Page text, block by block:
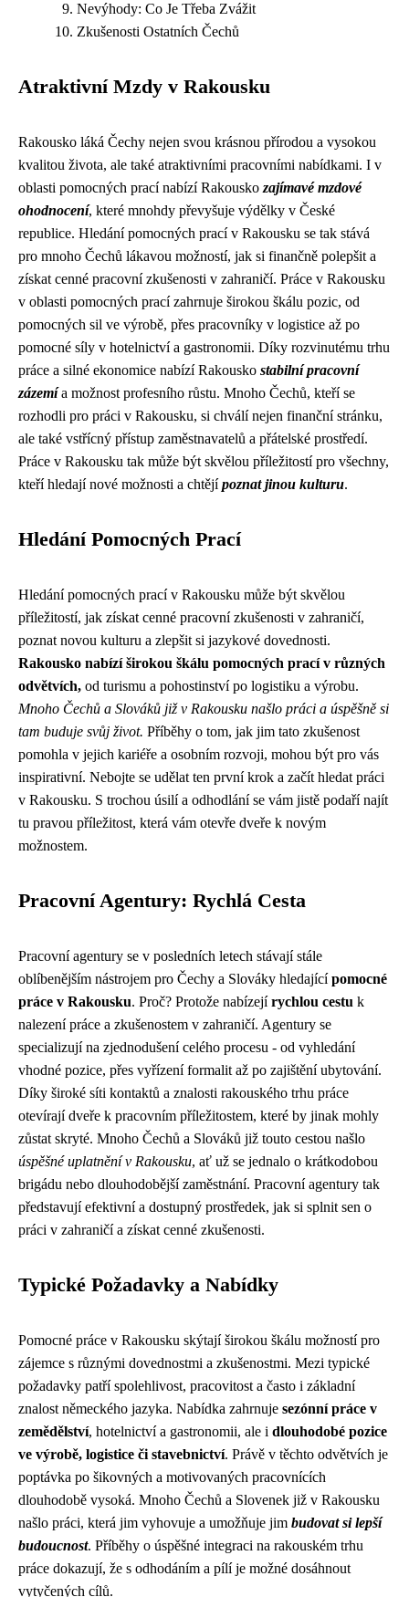
Nevýhody: Co Je Třeba Zvážit
Zkušenosti Ostatních Čechů
Atraktivní Mzdy v Rakousku
Rakousko láká Čechy nejen svou krásnou přírodou a vysokou
kvalitou života, ale také atraktivními pracovními nabídkami. I v
oblasti pomocných prací nabízí Rakousko zajímavé mzdové
ohodnocení, které mnohdy převyšuje výdělky v České
republice. Hledání pomocných prací v Rakousku se tak stává
pro mnoho Čechů lákavou možností, jak si finančně polepšit a
získat cenné pracovní zkušenosti v zahraničí. Práce v Rakousku
v oblasti pomocných prací zahrnuje širokou škálu pozic, od
pomocných sil ve výrobě, přes pracovníky v logistice až po
pomocné síly v hotelnictví a gastronomii. Díky rozvinutému trhu
práce a silné ekonomice nabízí Rakousko stabilní pracovní
zázemía možnost profesního růstu. Mnoho Čechů, kteří se
rozhodli pro práci v Rakousku, si chválí nejen finanční stránku,
ale také vstřícný přístup zaměstnavatelů a přátelské prostředí.
Práce v Rakousku tak může být skvělou příležitostí pro všechny,
kteří hledají nové možnosti a chtějípoznat jinou kulturu.
Hledání Pomocných Prací
Hledání pomocných prací v Rakousku může být skvělou
příležitostí, jak získat cenné pracovní zkušenosti v zahraničí,
poznat novou kulturu a zlepšit si jazykové dovednosti.
Rakousko nabízí širokou škálu pomocných prací v různých
odvětvích, od turismu a pohostinství po logistiku a výrobu.
Mnoho Čechů a Slováků již v Rakousku našlo práci a úspěšně si
tam buduje svůj život. Příběhy o tom, jak jim tato zkušenost
pomohla v jejich kariéře a osobním rozvoji, mohou být pro vás
inspirativní. Nebojte se udělat ten první krok a začít hledat práci
v Rakousku. S trochou úsilí a odhodlání se vám jistě podaří najít
tu pravou příležitost, která vám otevře dveře k novým
možnostem.
Pracovní Agentury: Rychlá Cesta
Pracovní agentury se v posledních letech stávají stále
oblíbenějším nástrojem pro Čechy a Slováky hledajícípomocné
práce v Rakousku. Proč? Protože nabízejírychlou cestu k
nalezení práce a zkušenostem v zahraničí. Agentury se
specializují na zjednodušení celého procesu - od vyhledání
vhodné pozice, přes vyřízení formalit až po zajištění ubytování.
Díky široké síti kontaktů a znalosti rakouského trhu práce
otevírají dveře k pracovním příležitostem, které by jinak mohly
zůstat skryté. Mnoho Čechů a Slováků již touto cestou našlo
úspěšné uplatnění v Rakousku, ať už se jednalo o krátkodobou
brigádu nebo dlouhodobější zaměstnání. Pracovní agentury tak
představují efektivní a dostupný prostředek, jak si splnit sen o
práci v zahraničí a získat cenné zkušenosti.
Typické Požadavky a Nabídky
Pomocné práce v Rakousku skýtají širokou škálu možností pro
zájemce s různými dovednostmi a zkušenostmi. Mezi typické
požadavky patří spolehlivost, pracovitost a často i základní
znalost německého jazyka. Nabídka zahrnuje sezónní práce v
zemědělství, hotelnictví a gastronomii, ale i dlouhodobé pozice
ve výrobě, logistice či stavebnictví. Právě v těchto odvětvích je
poptávka po šikovných a motivovaných pracovnících
dlouhodobě vysoká. Mnoho Čechů a Slovenek již v Rakousku
našlo práci, která jim vyhovuje a umožňuje jim budovat si lepší
budoucnost. Příběhy o úspěšné integraci na rakouském trhu
práce dokazují, že s odhodáním a pílí je možné dosáhnout
vytyčených cílů.